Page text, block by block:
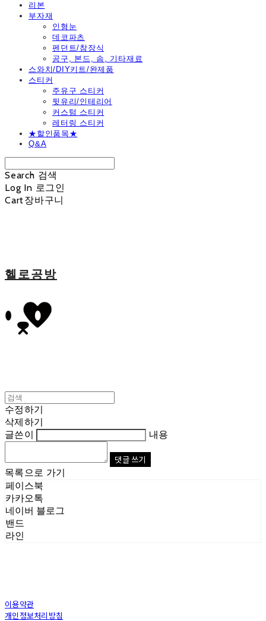
리본
부자재
인형눈
데코파츠
펜던트/참장식
공구, 본드, 솜, 기타재료
스와치/DIY키트/완제품
스티커
주유구 스티커
뒷유리/인테리어
커스텀 스티커
레터링 스티커
★할인품목★
Q&A
Search 검색
Log In 로그인
Cart장바구니
헬로공방
수정하기
삭제하기
글쓴이
내용
댓글 쓰기
목록으로 가기
페이스북
카카오톡
네이버 블로그
밴드
라인
이용약관
개인정보처리방침